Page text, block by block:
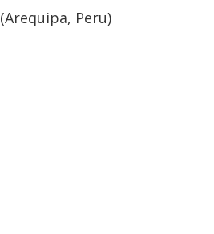
(Arequipa, Peru)